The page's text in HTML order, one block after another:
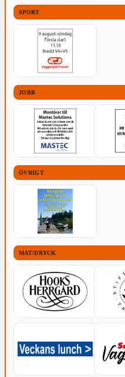
SPORT
JOBB
ÖVRIGT
MAT/DRYCK